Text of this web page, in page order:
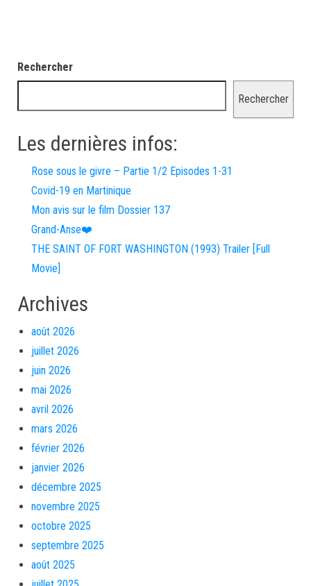
Rechercher
Rechercher
Les dernières infos:
Rose sous le givre – Partie 1/2 Episodes 1-31
Covid-19 en Martinique
Mon avis sur le film Dossier 137
Grand-Anse❤️
THE SAINT OF FORT WASHINGTON (1993) Trailer [Full
Movie]
Archives
août 2026
juillet 2026
juin 2026
mai 2026
avril 2026
mars 2026
février 2026
janvier 2026
décembre 2025
novembre 2025
octobre 2025
septembre 2025
août 2025